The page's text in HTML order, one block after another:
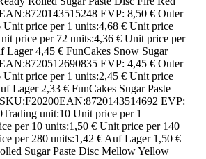
EVP: 8,50 € Outer
price per 1 units:4,68 € Unit price
price per 72 units:4,36 € Unit price per
Lager 4,45 € FunCakes Snow Sugar
EVP: 4,45 € Outer
price per 1 units:2,45 € Unit price
Lager 2,33 € FunCakes Sugar Paste
EVP:
unit:10 Unit price per 1
per 10 units:1,50 € Unit price per 140
per 280 units:1,42 € Auf Lager 1,50 €
Sugar Paste Disc Mellow Yellow